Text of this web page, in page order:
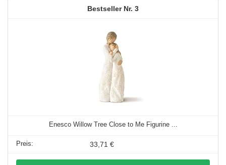
3
Enesco Willow Tree Close to Me Figurine ...
33,71 €